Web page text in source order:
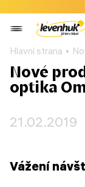
Hlavní strana
Nové
optika
21.02.2019
Vážení